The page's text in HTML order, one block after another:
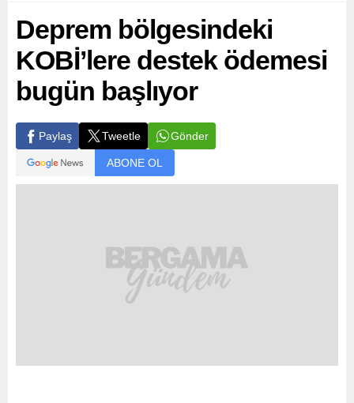
Deprem bölgesindeki
KOBİ’lere destek ödemesi
bugün başlıyor
Paylaş Tweetle Gönder
ABONE OL